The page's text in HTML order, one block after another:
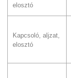
elosztó
Kapcsoló, aljzat,
elosztó